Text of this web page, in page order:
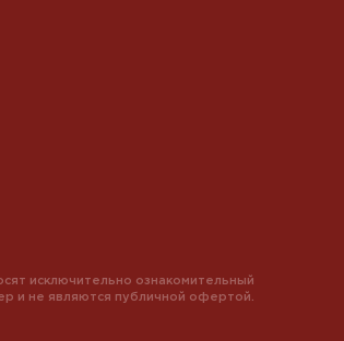
исключительно ознакомительный
и не являются публичной офертой.